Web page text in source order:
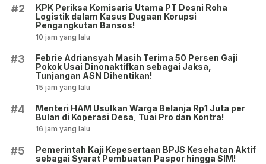
#2
KPK Periksa Komisaris Utama PT Dosni Roha
Logistik dalam Kasus Dugaan Korupsi
Pengangkutan Bansos!
10 jam yang lalu
#3
Febrie Adriansyah Masih Terima 50 Persen Gaji
Pokok Usai Dinonaktifkan sebagai Jaksa,
Tunjangan ASN Dihentikan!
15 jam yang lalu
#4
Menteri HAM Usulkan Warga Belanja Rp1 Juta per
Bulan di Koperasi Desa, Tuai Pro dan Kontra!
16 jam yang lalu
#5
Pemerintah Kaji Kepesertaan BPJS Kesehatan Aktif
sebagai Syarat Pembuatan Paspor hingga SIM!